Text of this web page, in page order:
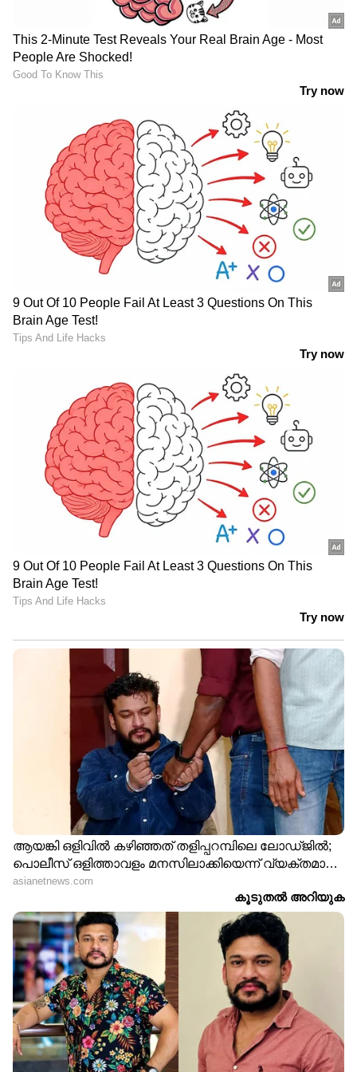
Image Credit : Getty
മുടികൊഴിച്ചിൽ
മുടികൊഴിച്ചിൽ, ശരിയല്ലാത്ത മാനസികാവസ്ഥ
എന്നിവയെല്ലാം വിറ്റാമിൻ ഡിയുടെ കുറവ് മൂലം
ഉണ്ടാകുന്നതാണ്.
Image Credit :Getty
ഇടയ്ക്കിടെ അസുഖങ്ങൾ വരുന്നതും രോഗ
പ്രതിരോധശേഷി ഇല്ലാത്തതുകൊണ്ടാണ്.
വിറ്റാമിൻ ഡിയുടെ കുറവ് പ്രതിരോധ ശേഷി
കുറയാൻ കാരണമാകുന്നു.
LATEST VIDEOS
ഏഷ്യാനെറ്റ് ന്യൂസ് മലയാളത്തിലൂടെHealth
Newsഅറിയൂ.Food and Recipesതുടങ്ങി
മികച്ച ജീവിതം നയിക്കാൻ സഹായിക്കുന്ന
ടിപ്സുകളും ലേഖനങ്ങളും — നിങ്ങളുടെ
ദിവസങ്ങളെ കൂടുതൽ മനോഹരമാക്കാൻ
Asianet News Malayalam